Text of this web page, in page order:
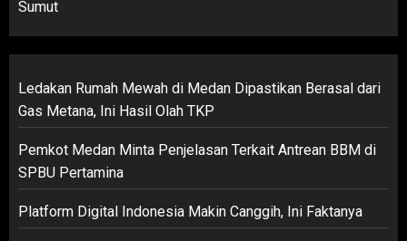
Sumut
Ledakan Rumah Mewah di Medan Dipastikan Berasal dari
Gas Metana, Ini Hasil Olah TKP
Pemkot Medan Minta Penjelasan Terkait Antrean BBM di
SPBU Pertamina
Platform Digital Indonesia Makin Canggih, Ini Faktanya